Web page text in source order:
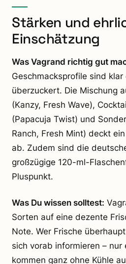
Stärken und
Einschätzung
Was Vagrand richtig gut
Geschmacksprofile sind
überzuckert. Die Mischung
(Kanzy, Fresh Wave),
(Papacuja Twist) und
Ranch, Fresh Mint) deckt
ab. Zudem sind die
großzügige 120-ml-
Pluspunkt.
Was Du wissen solltest:
Sorten auf eine dezente
Note. Wer Frische
sich vorab informieren – nur
kommen ganz ohne Kühle